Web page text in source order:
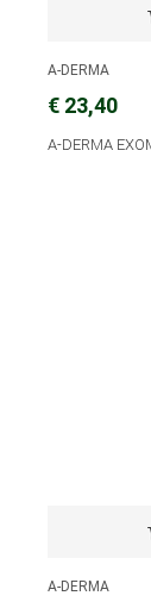
A-DERMA
€ 23,40
A-DERMA
A-DERMA